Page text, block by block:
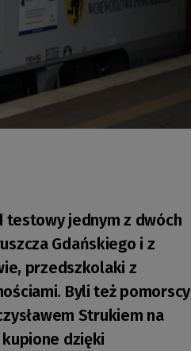
testowy jednym z dwóch
Gdańskiego i z
przedszkolaki z
Byli też pomorscy
Strukiem na
dzięki